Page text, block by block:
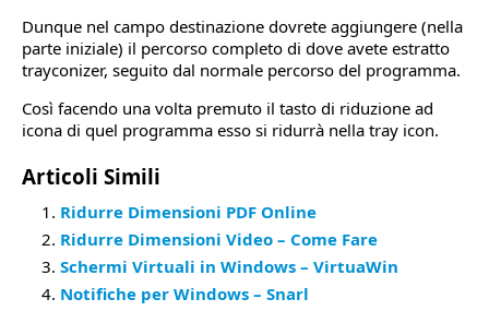
Dunque nel campo destinazione dovrete aggiungere (nella
parte iniziale) il percorso completo di dove avete estratto
trayconizer, seguito dal normale percorso del programma.
Così facendo una volta premuto il tasto di riduzione ad
icona di quel programma esso si ridurrà nella tray icon.
Articoli Simili
Ridurre Dimensioni PDF Online
Ridurre Dimensioni Video – Come Fare
Schermi Virtuali in Windows – VirtuaWin
Notifiche per Windows – Snarl